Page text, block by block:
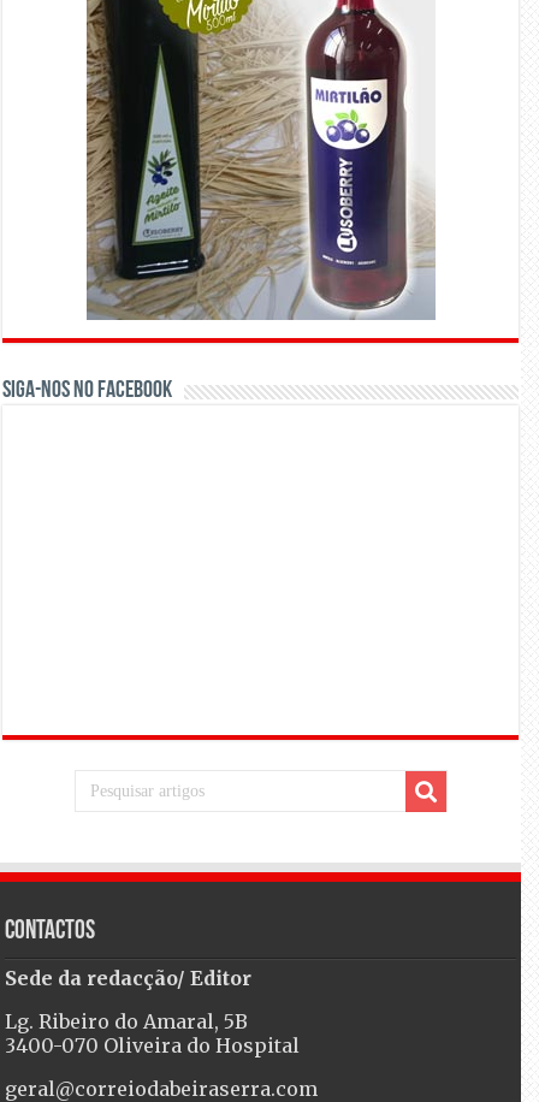
Siga-nos no Facebook
Contactos
Sede da redacção/ Editor
Lg. Ribeiro do Amaral, 5B
3400-070 Oliveira do Hospital
geral@correiodabeiraserra.com